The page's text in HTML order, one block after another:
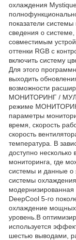
охлаждения
показатели
сведения о
совместимым
оттенки RGB с
включить систему
Для этого
выходить
возможности
МОНИТОРИНГ /
режиме
параметры
время, скорость
скорость
температура. В
доступно несколько
мониторинга, где
системы и данные
системы
DeepCool 5-го
охлаждение
уровень.В
используется
шестью выводами,